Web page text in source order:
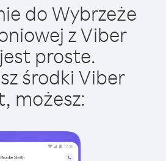
do Wybrzeże
z Viber
proste.
środki Viber
możesz: